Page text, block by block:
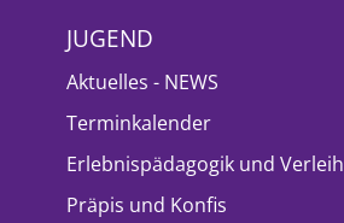
JUGEND
Aktuelles - NEWS
Terminkalender
Erlebnispädagogik und Verleih
Präpis und Konfis